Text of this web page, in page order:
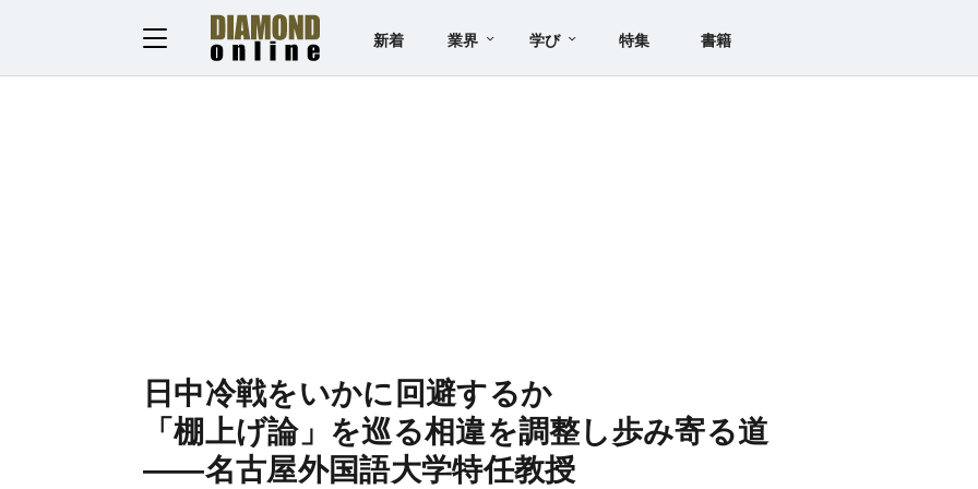
新着 業界 学び 特集 書籍
日中冷戦をいかに回避するか
「棚上げ論」を巡る相違を調整し歩み寄る道
――名古屋外国語大学特任教授